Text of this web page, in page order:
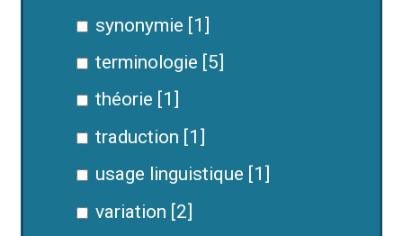
synonymie [1]
terminologie [5]
théorie [1]
traduction [1]
usage linguistique [1]
variation [2]